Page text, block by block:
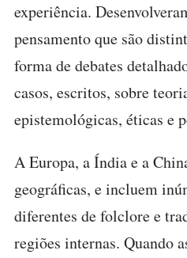
experiência.
pensamento que são
forma de debates
casos, escritos, sobre
epistemológicas, éticas e
A Europa, a Índia e a
geográficas, e incluem
diferentes de folclore e
regiões internas. Quando